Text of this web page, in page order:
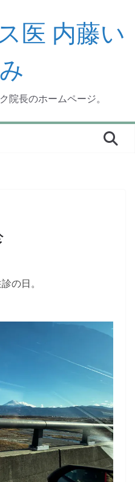
医 内藤い
院長のホームページ。
の日。